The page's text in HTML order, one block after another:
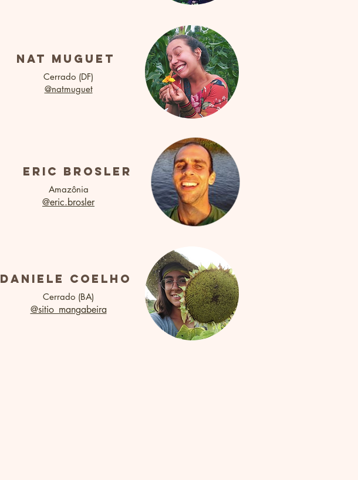
Cerrado (DF)
@natmuguet
nat muguet
Amazônia
@eric.brosler
eric brosler
Cerrado (BA)
@sitio_mangabeira
daniele coelho